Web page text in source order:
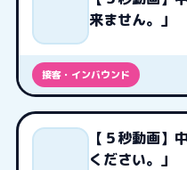
来ません。」
接客・インバウンド
【５秒動画】
ください。」